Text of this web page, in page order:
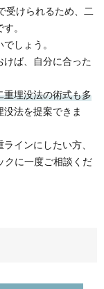
受けられるため、二
。
しょう。
ば、自分に合った
重埋没法の術式も多
法を提案できま
インにしたい方、
クに一度ご相談くだ